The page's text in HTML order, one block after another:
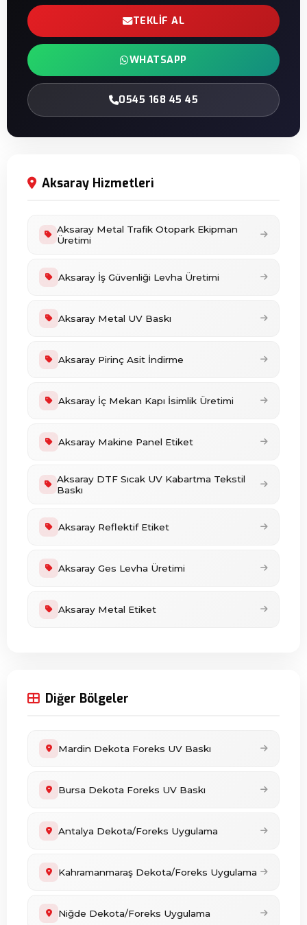
TEKLIF AL
WHATSAPP
0545 168 45 45
Aksaray Hizmetleri
Aksaray Metal Trafik Otopark Ekipman
Üretimi
Aksaray İş Güvenliği Levha Üretimi
Aksaray Metal UV Baskı
Aksaray Pirinç Asit İndirme
Aksaray İç Mekan Kapı İsimlik Üretimi
Aksaray Makine Panel Etiket
Aksaray DTF Sıcak UV Kabartma Tekstil
Baskı
Aksaray Reflektif Etiket
Aksaray Ges Levha Üretimi
Aksaray Metal Etiket
Diğer Bölgeler
Mardin Dekota Foreks UV Baskı
Bursa Dekota Foreks UV Baskı
Antalya Dekota/Foreks Uygulama
Kahramanmaraş Dekota/Foreks Uygulama
Niğde Dekota/Foreks Uygulama